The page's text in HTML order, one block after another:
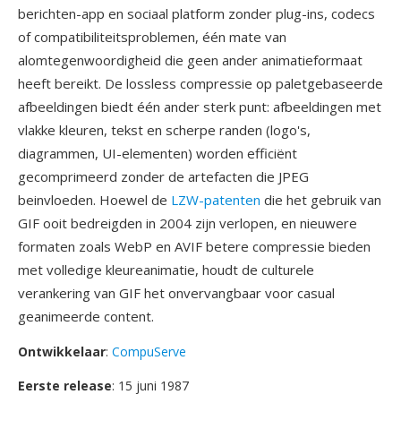
berichten-app en sociaal platform zonder plug-ins, codecs
of compatibiliteitsproblemen, één mate van
alomtegenwoordigheid die geen ander animatieformaat
heeft bereikt. De lossless compressie op paletgebaseerde
afbeeldingen biedt één ander sterk punt: afbeeldingen met
vlakke kleuren, tekst en scherpe randen (logo's,
diagrammen, UI-elementen) worden efficiënt
gecomprimeerd zonder de artefacten die JPEG
beinvloeden. Hoewel de LZW-patenten die het gebruik van
GIF ooit bedreigden in 2004 zijn verlopen, en nieuwere
formaten zoals WebP en AVIF betere compressie bieden
met volledige kleureanimatie, houdt de culturele
verankering van GIF het onvervangbaar voor casual
geanimeerde content.
Ontwikkelaar: CompuServe
Eerste release: 15 juni 1987